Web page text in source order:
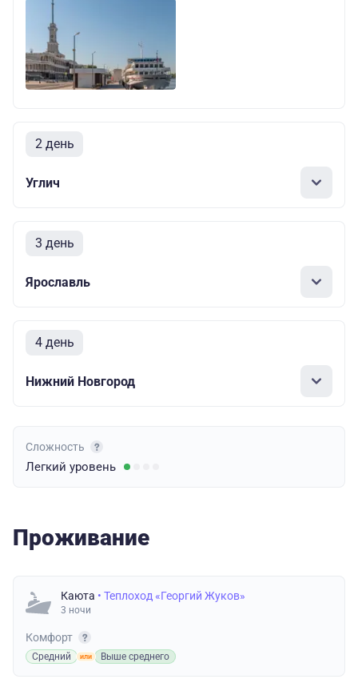
2 день
Углич
3 день
Ярославль
4 день
Нижний Новгород
Сложность
Легкий уровень
Проживание
Каюта • Теплоход «Георгий Жуков»
3 ночи
Комфорт
Средний Выше среднего